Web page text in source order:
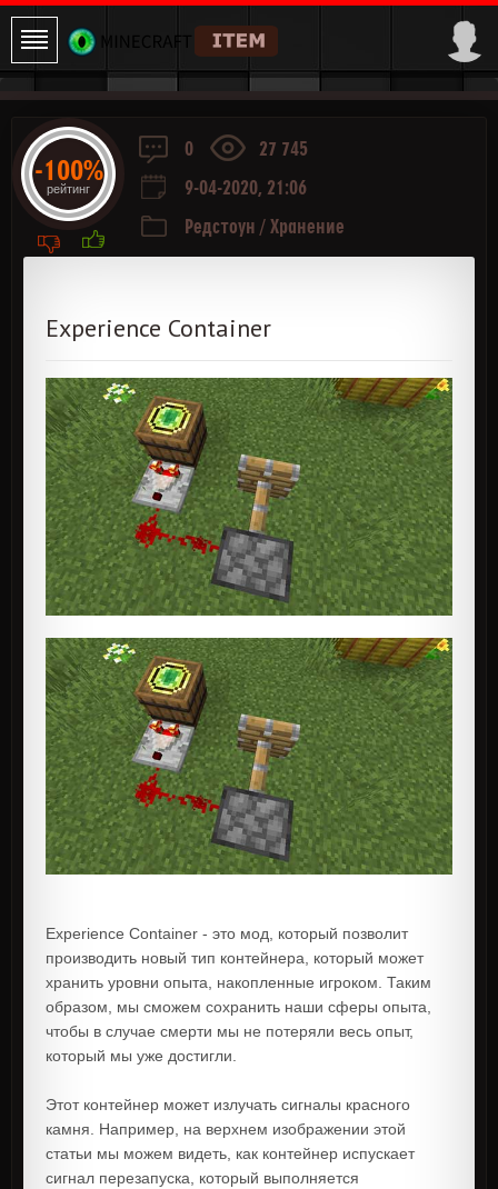
0
27 745
9-04-2020, 21:06
Редстоун / Хранение
Experience Container
Experience Container - это мод, который позволит
производить новый тип контейнера, который может
хранить уровни опыта, накопленные игроком. Таким
образом, мы сможем сохранить наши сферы опыта,
чтобы в случае смерти мы не потеряли весь опыт,
который мы уже достигли.
Этот контейнер может излучать сигналы красного
камня. Например, на верхнем изображении этой
статьи мы можем видеть, как контейнер испускает
сигнал перезапуска, который выполняется
-100%
рейтинг